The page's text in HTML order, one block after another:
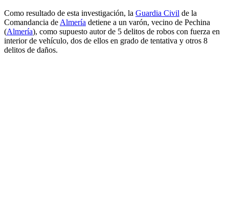
Como resultado de esta investigación, la Guardia Civil de la
Comandancia de Almería detiene a un varón, vecino de Pechina
(Almería), como supuesto autor de 5 delitos de robos con fuerza en
interior de vehículo, dos de ellos en grado de tentativa y otros 8
delitos de daños.